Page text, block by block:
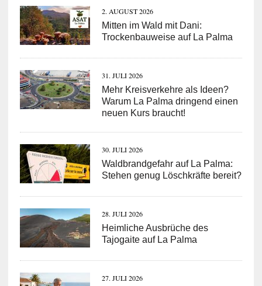
2. AUGUST 2026
Mitten im Wald mit Dani:
Trockenbauweise auf La Palma
31. JULI 2026
Mehr Kreisverkehre als Ideen?
Warum La Palma dringend einen
neuen Kurs braucht!
30. JULI 2026
Waldbrandgefahr auf La Palma:
Stehen genug Löschkräfte bereit?
28. JULI 2026
Heimliche Ausbrüche des
Tajogaite auf La Palma
27. JULI 2026